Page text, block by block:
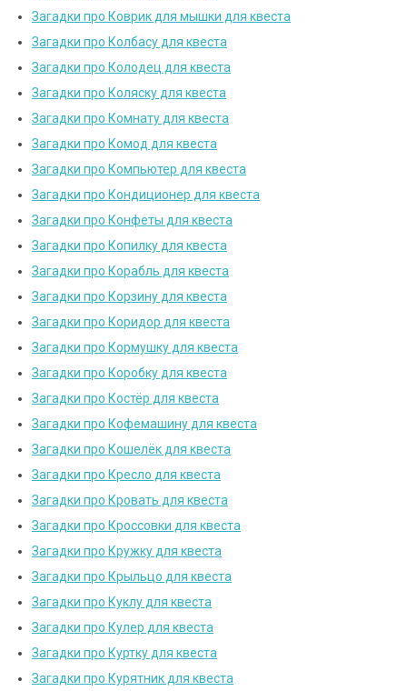
Загадки про Коврик для мышки для квеста
Загадки про Колбасу для квеста
Загадки про Колодец для квеста
Загадки про Коляску для квеста
Загадки про Комнату для квеста
Загадки про Комод для квеста
Загадки про Компьютер для квеста
Загадки про Кондиционер для квеста
Загадки про Конфеты для квеста
Загадки про Копилку для квеста
Загадки про Корабль для квеста
Загадки про Корзину для квеста
Загадки про Коридор для квеста
Загадки про Кормушку для квеста
Загадки про Коробку для квеста
Загадки про Костёр для квеста
Загадки про Кофемашину для квеста
Загадки про Кошелёк для квеста
Загадки про Кресло для квеста
Загадки про Кровать для квеста
Загадки про Кроссовки для квеста
Загадки про Кружку для квеста
Загадки про Крыльцо для квеста
Загадки про Куклу для квеста
Загадки про Кулер для квеста
Загадки про Куртку для квеста
Загадки про Курятник для квеста